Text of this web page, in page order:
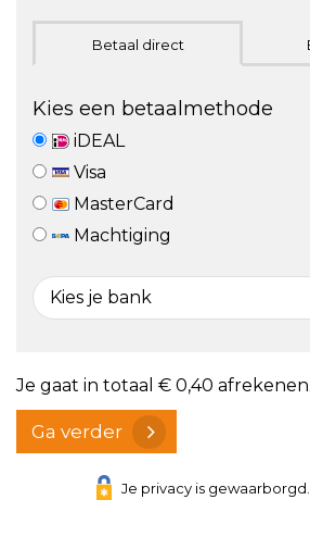
Betaal direct
Kies een betaalmethode
iDEAL
Visa
MasterCard
Machtiging
Je gaat in totaal € 0,40 afrekenen.
Ga verder
Je privacy is